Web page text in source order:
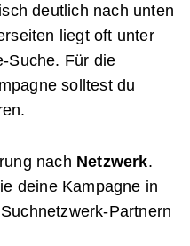
deutlich nach unten
liegt oft unter
Suche. Für die
solltest du
nach Netzwerk.
deine Kampagne in
Partnern